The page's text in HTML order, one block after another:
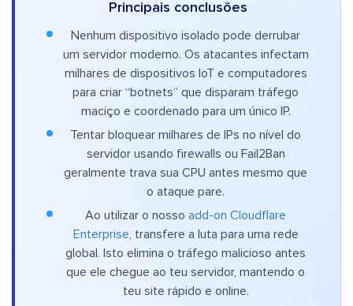
Principais conclusões
Nenhum dispositivo isolado pode derrubar
um servidor moderno. Os atacantes infectam
milhares de dispositivos IoT e computadores
para criar “botnets” que disparam tráfego
maciço e coordenado para um único IP.
Tentar bloquear milhares de IPs no nível do
servidor usando firewalls ou Fail2Ban
geralmente trava sua CPU antes mesmo que
o ataque pare.
Ao utilizar o nosso add-on Cloudflare
Enterprise, transfere a luta para uma rede
global. Isto elimina o tráfego malicioso antes
que ele chegue ao teu servidor, mantendo o
teu site rápido e online.